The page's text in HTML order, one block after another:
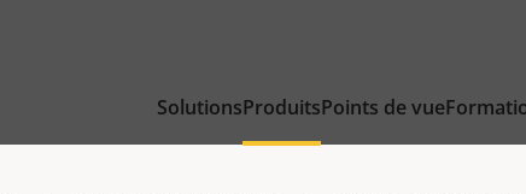
SolutionsProduitsPoints de vue